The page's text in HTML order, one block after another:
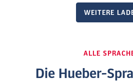
WEITERE
ALLE
Die Hueber-